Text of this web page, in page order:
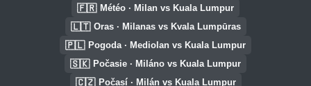
🇫🇷 Météo · Milan vs Kuala Lumpur
🇱🇹 Oras · Milanas vs Kvala Lumpūras
🇵🇱 Pogoda · Mediolan vs Kuala Lumpur
🇸🇰 Počasie · Miláno vs Kuala Lumpur
🇨🇿 Počasí · Milán vs Kuala Lumpur